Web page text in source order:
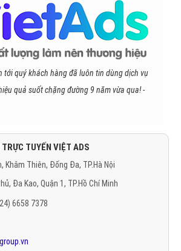
tới quý khách hàng đã luôn tin dùng dịch vụ
quả suốt chặng đường 9 năm vừa qua! -
TUYẾN VIỆT ADS
Khâm Thiên, Đống Đa, TP.Hà Nội
Đa Kao, Quận 1, TP.Hồ Chí Minh
6658 7378